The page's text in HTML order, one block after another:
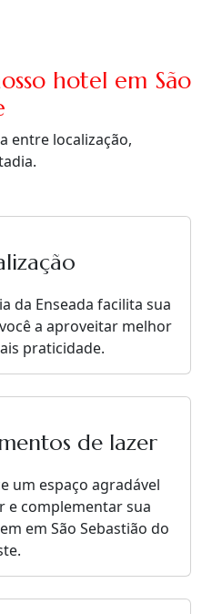
hotel em São
entre localização,
da Enseada facilita sua
a aproveitar melhor
praticidade.
de lazer
um espaço agradável
e complementar sua
em São Sebastião do